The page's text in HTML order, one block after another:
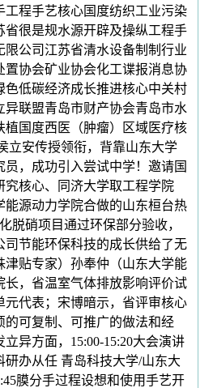
工程手艺核心国度纺织工业污染
省很是规水源开辟及操纵工程手
限公司江苏省清水设备制制行业
置协会矿业协会化工谍报消息协
色低碳经济成长推进核心中关村
异联盟青岛市财产协会青岛市水
植国度西医（肿瘤）区域医疗核
立安传授领衔，背靠山东大学
，成功引入尝试中学！邀请国
究核心、同济大学取工程学院
能源动力学院合做的山东桓台热
脱硝项目通过环保部分验收，
司节能环保科技的成长供给了无
津贴专家）孙奉仲（山东大学能
长，省温室气体排放影响评价试
元代表；宋博暗示，省评审核心
的可复制、可推广的做法和经
异方面，15:00-15:20大会演讲
研办从任 青岛科技大学/山东大
膜分手过程设想和使用手艺开